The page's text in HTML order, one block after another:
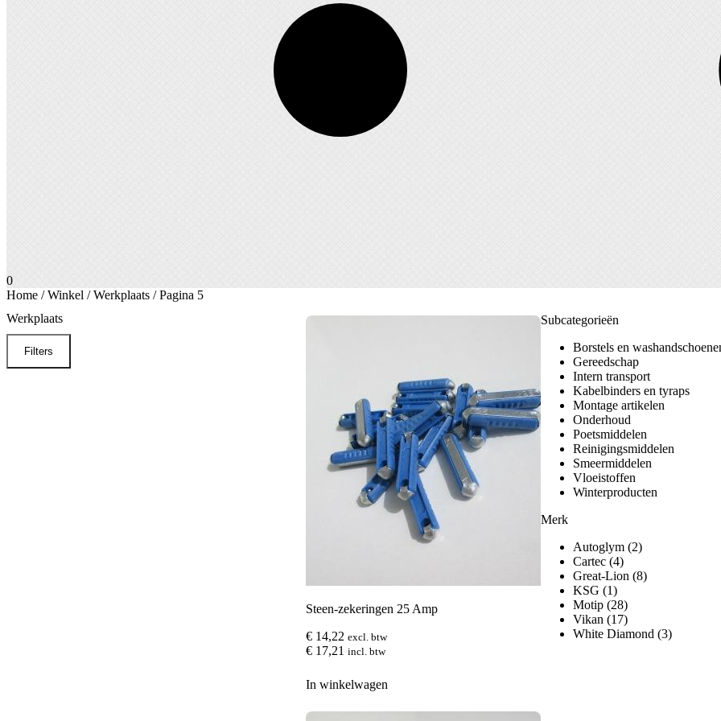
0
Home /Winkel /Werkplaats / Pagina 5
Werkplaats
Filters
Steen-zekeringen 25 Amp
€ 14,22 excl. btw
€ 17,21 incl. btw
In winkelwagen
Subcategorieën
Borstels en
Gereedschap
Intern transport
Kabelbinders en tyraps
Montage artikelen
Onderhoud
Poetsmiddelen
Reinigingsmiddelen
Smeermiddelen
Vloeistoffen
Winterproducten
Merk
Autoglym (2)
Cartec (4)
Great-Lion (8)
KSG (1)
Motip (28)
Vikan (17)
White Diamond (3)